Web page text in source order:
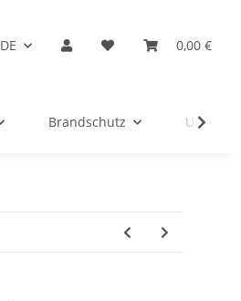
DE 0,00 €
Brandschutz